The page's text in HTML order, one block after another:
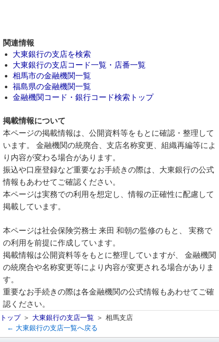
関連情報
大東銀行の支店を検索
大東銀行の支店コード一覧・店番一覧
相馬市の金融機関一覧
福島県の金融機関一覧
金融機関コード・銀行コード検索トップ
掲載情報について
本ページの掲載情報は、公開資料等をもとに確認・整理して
います。 金融機関の統廃合、支店名称変更、組織再編等によ
り内容が変わる場合があります。
振込や口座登録など重要なお手続きの際は、大東銀行の公式
情報もあわせてご確認ください。
本ページは実務での利用を想定し、情報の正確性に配慮して
掲載しています。
本ページは社会保険労務士 来田 和朝の監修のもと、 実務で
の利用を前提に作成しています。
掲載情報は公開資料等をもとに整理していますが、 金融機関
の統廃合や名称変更等により内容が変更される場合がありま
す。
重要なお手続きの際は各金融機関の公式情報もあわせてご確
認ください。
トップ 大東銀行の支店一覧
相馬支店
← 大東銀行の支店一覧へ戻る